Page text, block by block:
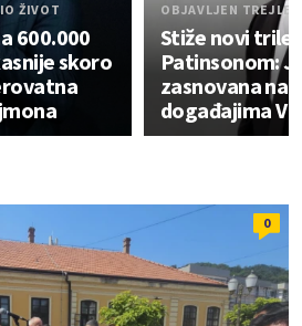
ŽIVOT
600.000
skoro
OBJAVLJEN TREJLER
Stiže novi
Patinsonom:
zasnovana na
događajima
0